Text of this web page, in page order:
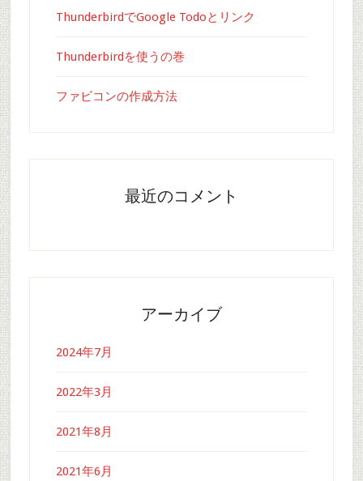
ThunderbirdでGoogle Todoとリンク
Thunderbirdを使うの巻
ファビコンの作成方法
最近のコメント
アーカイブ
2024年7月
2022年3月
2021年8月
2021年6月